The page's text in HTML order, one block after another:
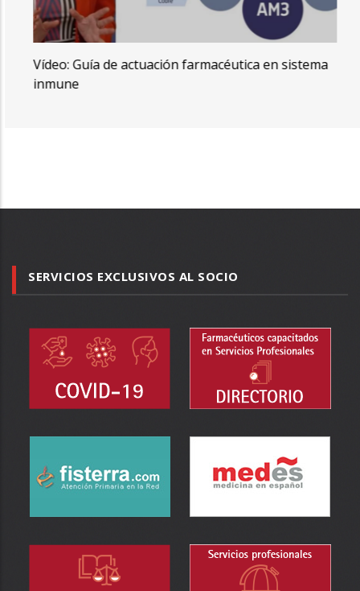
Vídeo: Guía de actuación farmacéutica en sistema
inmune
SERVICIOS EXCLUSIVOS AL SOCIO